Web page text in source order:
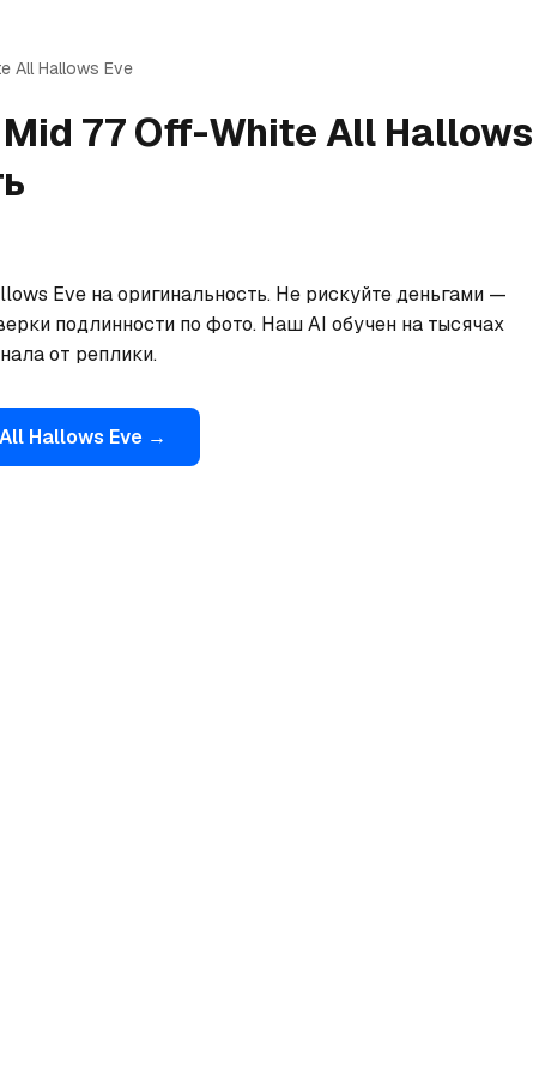
All Hallows Eve
77 Off-White All Hallows
Eve на оригинальность. Не рискуйте деньгами —
подлинности по фото. Наш AI обучен на тысячах
от реплики.
Hallows Eve →